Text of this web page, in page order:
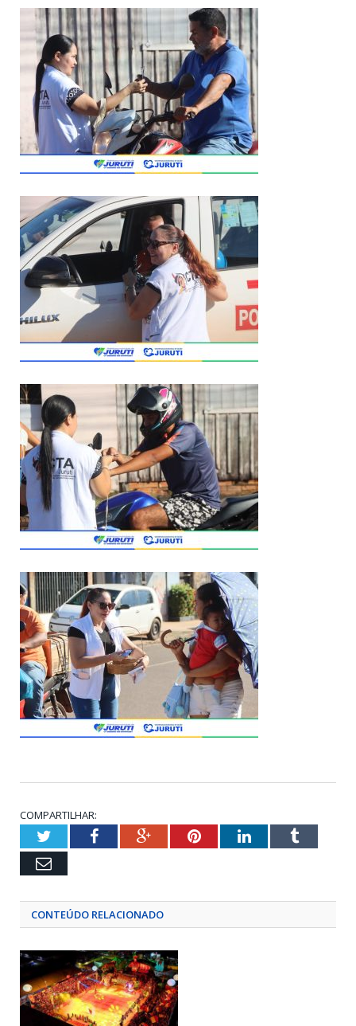
COMPARTILHAR:
TwitterFacebookGoogle+PinterestLinkedInTumblr
Email
CONTEÚDO RELACIONADO